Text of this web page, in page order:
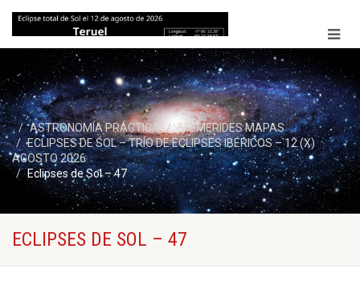
ASTRONOMÍA PRÁCTICA
EFEMERIDES MAPAS
ECLIPSES DE SOL – TRÍO DE ECLIPSES IBÉRICOS – 12 (X)
AGOSTO 2026
Eclipses de Sol – 47
ECLIPSES DE SOL – 47